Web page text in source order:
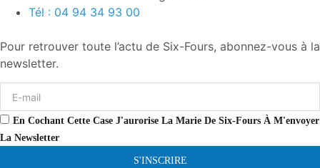
Tél : 04 94 34 93 00
Pour retrouver toute l’actu de Six-Fours, abonnez-vous à la
newsletter.
En Cochant Cette Case J'aurorise La Marie De Six-Fours À M'envoyer
La Newsletter
S'INSCRIRE